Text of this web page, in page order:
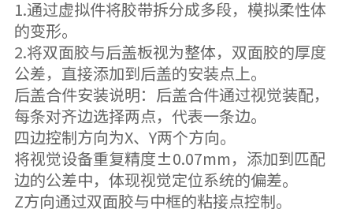
1.通过虚拟件将胶带拆分成多段，模拟柔性体
的变形。
2.将双面胶与后盖板视为整体，双面胶的厚度
公差，直接添加到后盖的安装点上。
后盖合件安装说明：后盖合件通过视觉装配，
每条对齐边选择两点，代表一条边。
四边控制方向为X、Y两个方向。
将视觉设备重复精度±0.07mm，添加到匹配
边的公差中，体现视觉定位系统的偏差。
Z方向通过双面胶与中框的粘接点控制。